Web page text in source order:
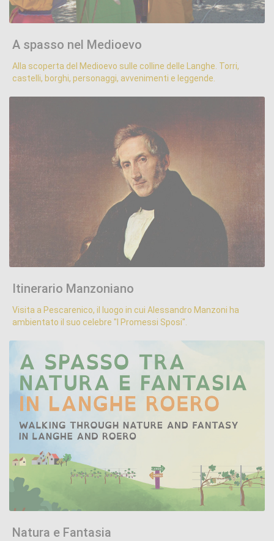
A spasso nel Medioevo
Alla scoperta del Medioevo sulle colline delle Langhe. Torri,
castelli, borghi, personaggi, avvenimenti e leggende.
Itinerario Manzoniano
Visita a Pescarenico, il luogo in cui Alessandro Manzoni ha
ambientato il suo celebre "I Promessi Sposi".
Natura e Fantasia